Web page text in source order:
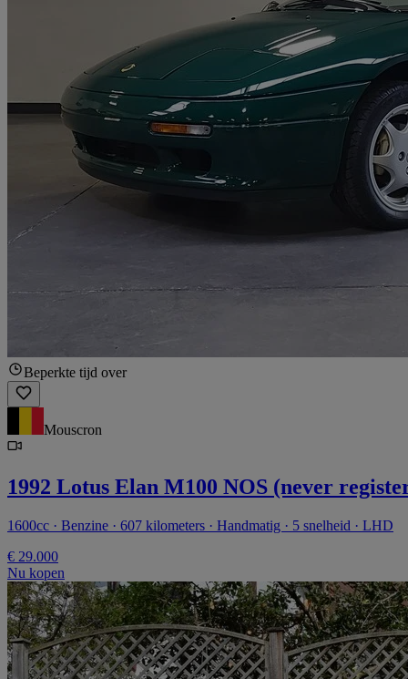
Beperkte tijd over
Mouscron
1992 Lotus Elan M100 NOS (never
1600cc · Benzine · 607 kilometers · Handmatig · 5 snelheid · LHD
€ 29.000
Nu kopen